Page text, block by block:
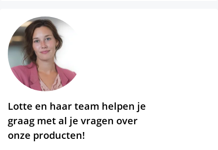
Lotte en haar team helpen je
graag met al je vragen over
onze producten!